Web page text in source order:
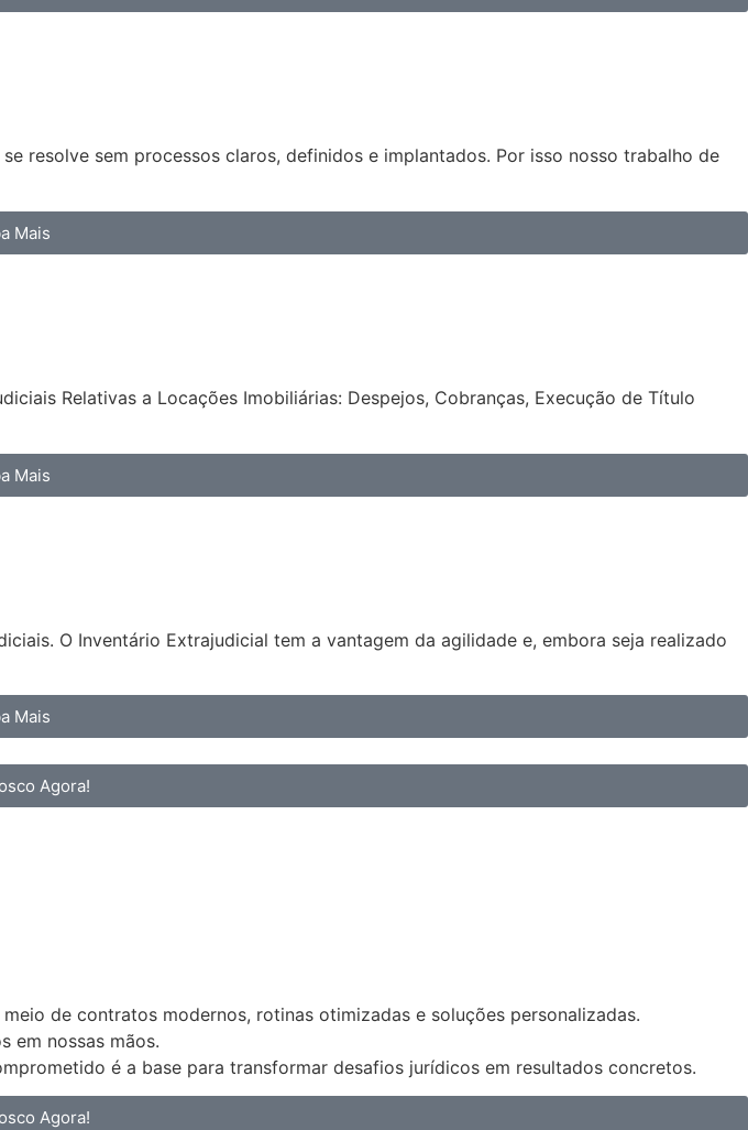
resolve sem processos claros, definidos e implantados. Por isso nosso trabalho de
Mais
Relativas a Locações Imobiliárias: Despejos, Cobranças, Execução de Título
Mais
O Inventário Extrajudicial tem a vantagem da agilidade e, embora seja realizado
Mais
Agora!
de contratos modernos, rotinas otimizadas e soluções personalizadas.
em nossas mãos.
é a base para transformar desafios jurídicos em resultados concretos.
Agora!